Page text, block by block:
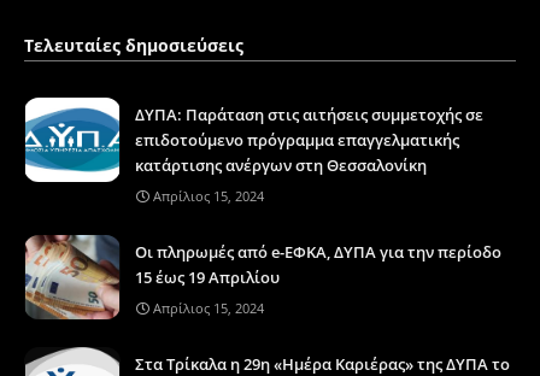
Τελευταίες δημοσιεύσεις
ΔΥΠΑ: Παράταση στις αιτήσεις συμμετοχής σε
επιδοτούμενο πρόγραμμα επαγγελματικής
κατάρτισης ανέργων στη Θεσσαλονίκη
Απρίλιος 15, 2024
Οι πληρωμές από e-ΕΦΚΑ, ΔΥΠΑ για την περίοδο
15 έως 19 Απριλίου
Απρίλιος 15, 2024
Στα Τρίκαλα η 29η «Ημέρα Καριέρας» της ΔΥΠΑ το